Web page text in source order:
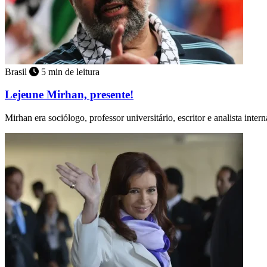
Brasil 5 min de leitura
Lejeune Mirhan, presente!
Mirhan era sociólogo, professor universitário, escritor e analista